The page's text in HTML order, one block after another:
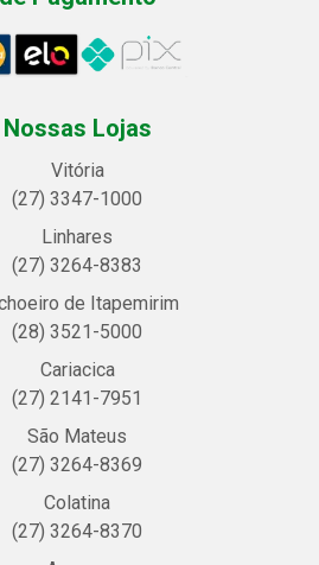
Nossas Lojas
Vitória
(27) 3347-1000
Linhares
(27) 3264-8383
de Itapemirim
(28) 3521-5000
Cariacica
(27) 2141-7951
São Mateus
(27) 3264-8369
Colatina
(27) 3264-8370